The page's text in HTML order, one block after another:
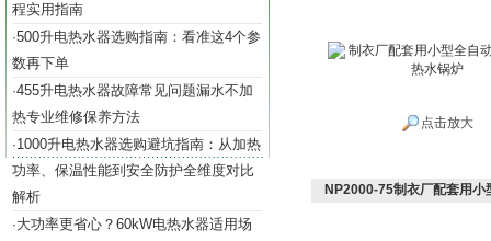
程实用指南
·500升电热水器选购指南：看准这4个参
数再下单
·455升电热水器故障常见问题漏水不加
热专业维修保养方法
·1000升电热水器选购避坑指南：从加热
功率、保温性能到安全防护全维度对比
解析
·大功率更省心？60kW电热水器适用场
点击放大
NP2000-75制衣厂配套用